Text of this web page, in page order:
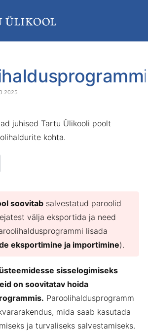
juhised Tartu Ülikooli poolt
kohta.
soovitab salvestatud paroolid
välja eksportida ja need
lisada
eksportimine ja importimine).
sisselogimiseks
on soovitatav hoida
Paroolihaldusprogramm
mida saab kasutada
ja turvaliseks salvestamiseks.